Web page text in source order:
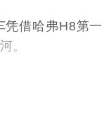
借哈弗H8第一
。